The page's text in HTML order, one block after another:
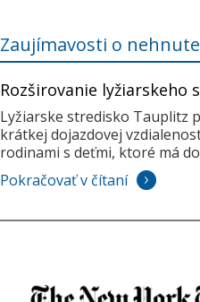
Zaujímavosti o
Rozširovanie lyžiarskeho
Lyžiarske stredisko Tauplitz
krátkej dojazdovej
rodinami s deťmi, ktoré má
Pokračovať v čítaní